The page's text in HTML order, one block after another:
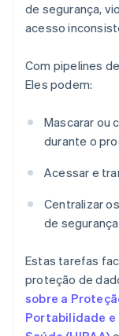
de segurança,
acesso
Com pipelines
Eles podem:
Mascarar ou
durante o
Acessar e
Centralizar
de
Estas tarefas
proteção de
sobre a
Portabilidade e